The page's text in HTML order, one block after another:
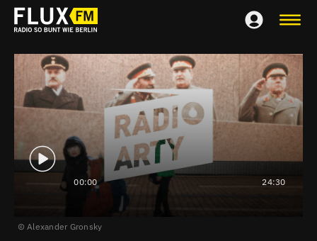
00:00 24:30
Alexander Gronsky